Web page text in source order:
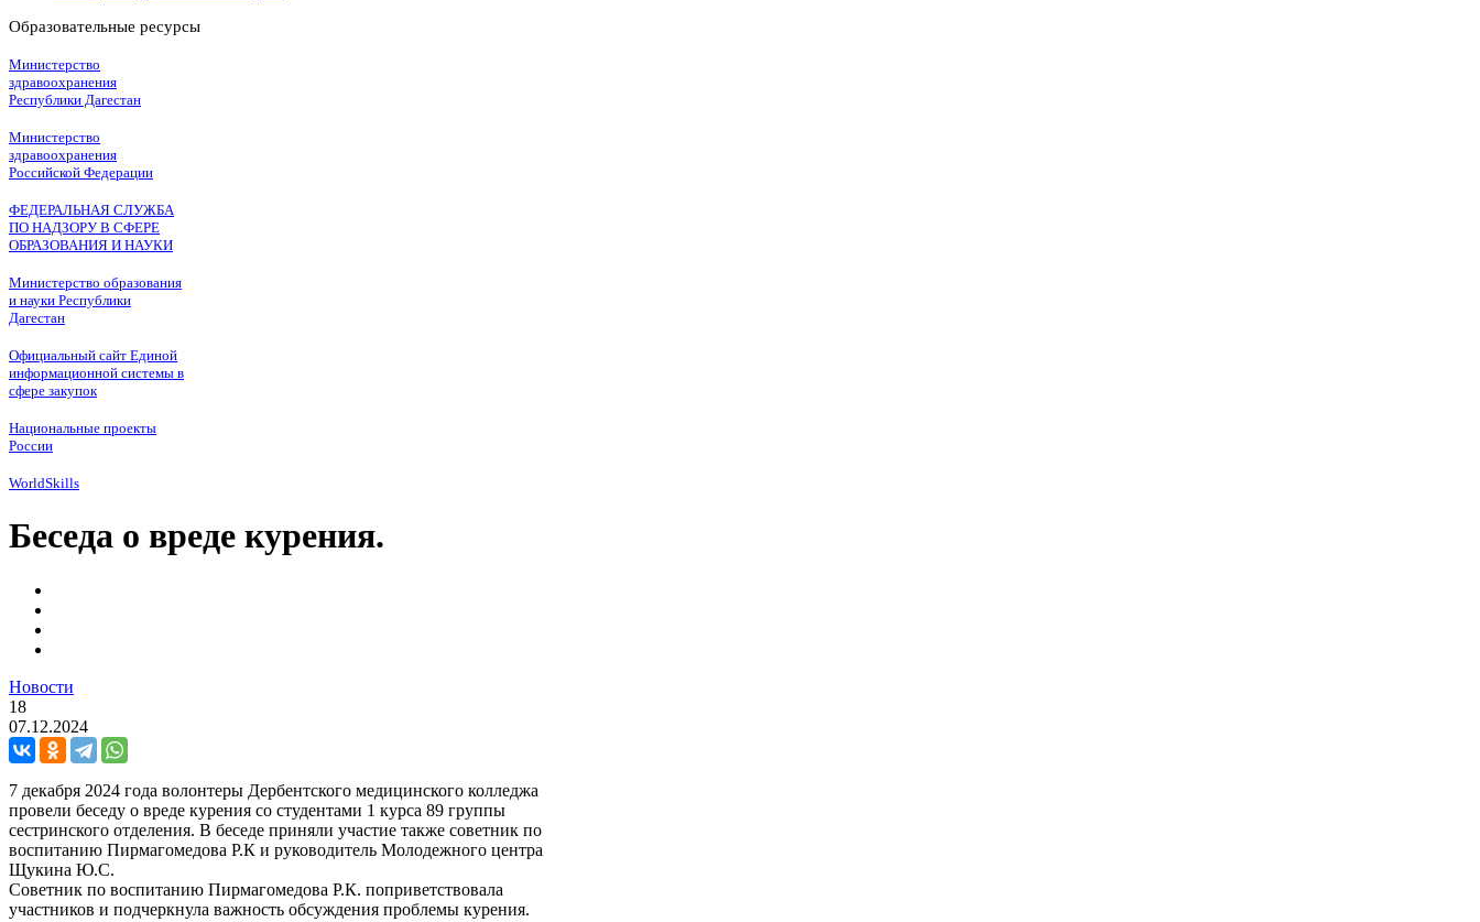
Образовательные ресурсы
Министерство
здравоохранения
Республики Дагестан
Министерство
здравоохранения
Российской Федерации
ФЕДЕРАЛЬНАЯ СЛУЖБА
ПО НАДЗОРУ В СФЕРЕ
ОБРАЗОВАНИЯ И НАУКИ
Министерство образования
и науки Республики
Дагестан
Официальный сайт Единой
информационной системы в
сфере закупок
Национальные проекты
России
WorldSkills
Беседа о вреде курения.
Новости
18
07.12.2024
7 декабря 2024 года волонтеры Дербентского медицинского колледжа
провели беседу о вреде курения со студентами 1 курса 89 группы
сестринского отделения. В беседе приняли участие также советник по
воспитанию Пирмагомедова Р.К и руководитель Молодежного центра
Щукина Ю.С.
Советник по воспитанию Пирмагомедова Р.К. поприветствовала
участников и подчеркнула важность обсуждения проблемы курения.